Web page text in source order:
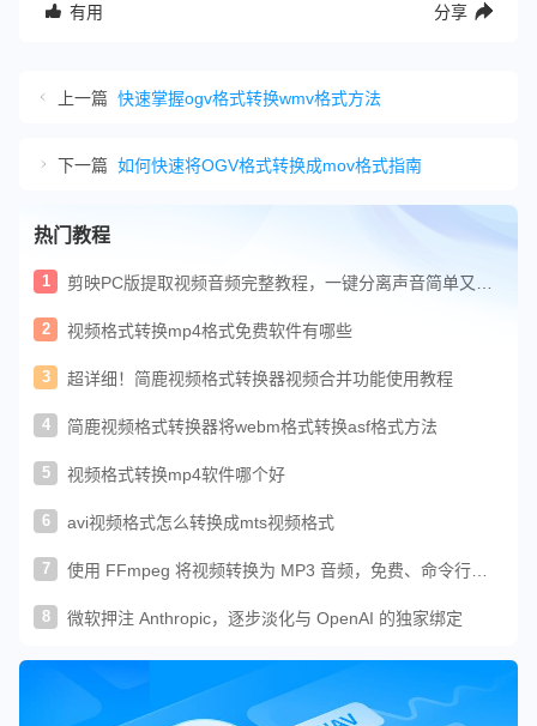
有用 分享
上一篇 快速掌握ogv格式转换wmv格式方法
下一篇 如何快速将OGV格式转换成mov格式指南
热门教程
1
剪映PC版提取视频音频完整教程，一键分离声音简单又好
2 视频格式转换mp4格式免费软件有哪些
3 超详细！简鹿视频格式转换器视频合并功能使用教程
4 简鹿视频格式转换器将webm格式转换asf格式方法
5 视频格式转换mp4软件哪个好
6 avi视频格式怎么转换成mts视频格式
7
使用 FFmpeg 将视频转换为 MP3 音频，免费、命令行一
8 微软押注 Anthropic，逐步淡化与 OpenAI 的独家绑定